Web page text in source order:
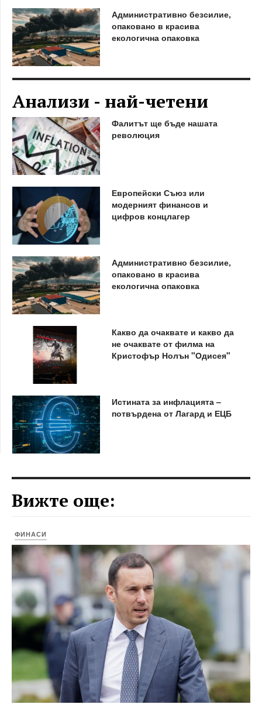
Административно безсилие,
опаковано в красива
екологична опаковка
Анализи - най-четени
Фалитът ще бъде нашата
революция
Европейски Съюз или
модерният финансов и
цифров концлагер
Административно безсилие,
опаковано в красива
екологична опаковка
Какво да очаквате и какво да
не очаквате от филма на
Кристофър Нолън "Одисея"
Истината за инфлацията –
потвърдена от Лагард и ЕЦБ
Вижте още:
ФИНАСИ